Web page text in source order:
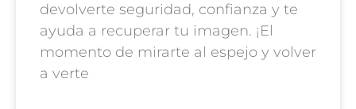
devolverte seguridad, confianza y te
ayuda a recuperar tu imagen. ¡El
momento de mirarte al espejo y volver
a verte